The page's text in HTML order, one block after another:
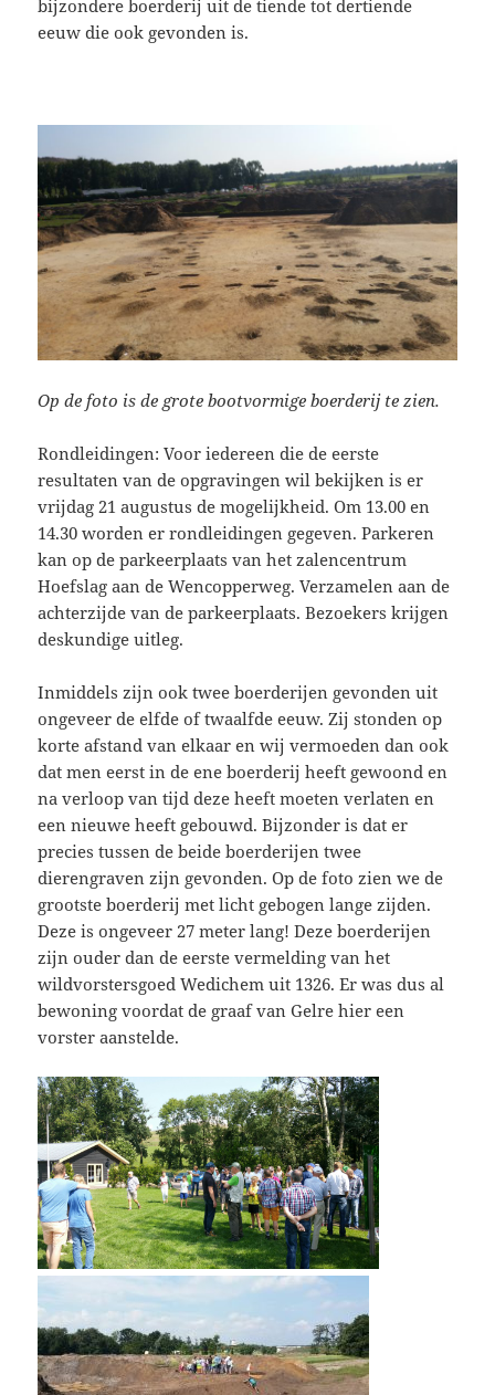
bijzondere boerderij uit de tiende tot dertiende
eeuw die ook gevonden is.
Op de foto is de grote bootvormige boerderij te zien.
Rondleidingen: Voor iedereen die de eerste
resultaten van de opgravingen wil bekijken is er
vrijdag 21 augustus de mogelijkheid. Om 13.00 en
14.30 worden er rondleidingen gegeven. Parkeren
kan op de parkeerplaats van het zalencentrum
Hoefslag aan de Wencopperweg. Verzamelen aan de
achterzijde van de parkeerplaats. Bezoekers krijgen
deskundige uitleg.
Inmiddels zijn ook twee boerderijen gevonden uit
ongeveer de elfde of twaalfde eeuw. Zij stonden op
korte afstand van elkaar en wij vermoeden dan ook
dat men eerst in de ene boerderij heeft gewoond en
na verloop van tijd deze heeft moeten verlaten en
een nieuwe heeft gebouwd. Bijzonder is dat er
precies tussen de beide boerderijen twee
dierengraven zijn gevonden. Op de foto zien we de
grootste boerderij met licht gebogen lange zijden.
Deze is ongeveer 27 meter lang! Deze boerderijen
zijn ouder dan de eerste vermelding van het
wildvorstersgoed Wedichem uit 1326. Er was dus al
bewoning voordat de graaf van Gelre hier een
vorster aanstelde.